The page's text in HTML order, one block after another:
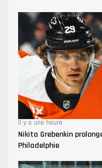
Il y a une heure
Nikita Grebenkin
Philadelphie